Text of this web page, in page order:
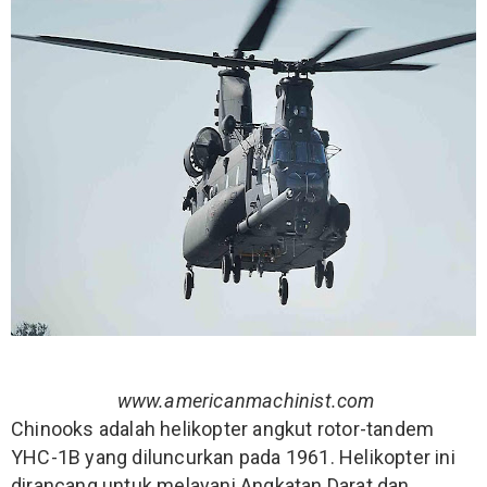
www.americanmachinist.com
Chinooks adalah helikopter angkut rotor-tandem
YHC-1B yang diluncurkan pada 1961. Helikopter ini